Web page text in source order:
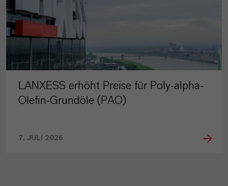
LANXESS erhöht Preise für Poly-alpha-
Olefin-Grundöle (PAO)
7. JULI 2026